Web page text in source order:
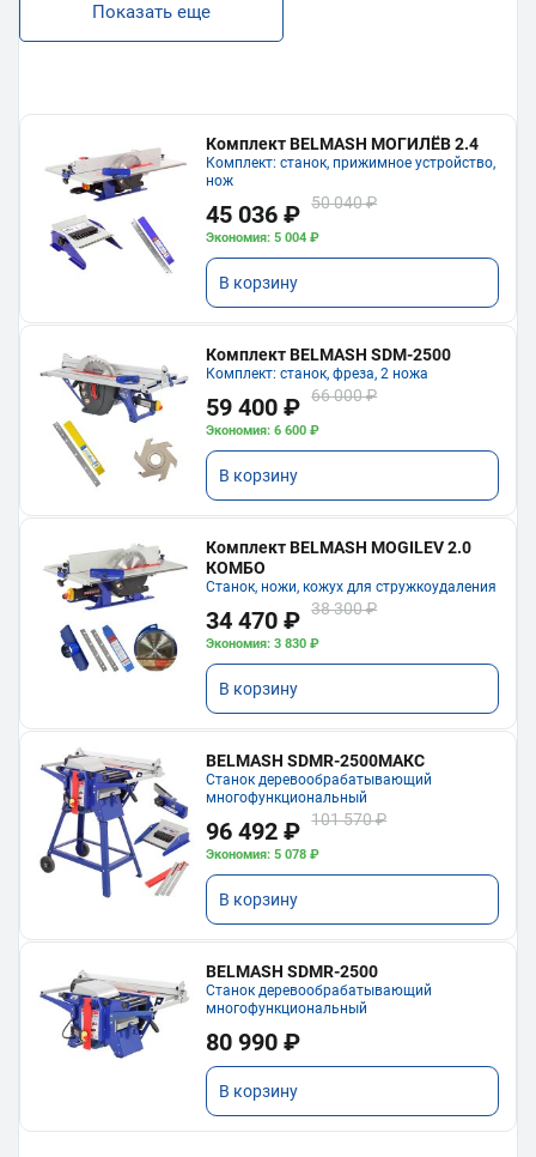
Показать еще
Комплект BELMASH МОГИЛЁВ 2.4
Комплект: станок, прижимное устройство,
нож
45 036 ₽ 50 040 ₽
Экономия: 5 004 ₽
В корзину
Комплект BELMASH SDM-2500
Комплект: станок, фреза, 2 ножа
59 400 ₽ 66 000 ₽
Экономия: 6 600 ₽
В корзину
Комплект BELMASH MOGILEV 2.0
КОМБО
Станок, ножи, кожух для стружкоудаления
34 470 ₽ 38 300 ₽
Экономия: 3 830 ₽
В корзину
BELMASH SDMR-2500МАКС
Станок деревообрабатывающий
многофункциональный
96 492 ₽ 101 570 ₽
Экономия: 5 078 ₽
В корзину
BELMASH SDMR-2500
Станок деревообрабатывающий
многофункциональный
80 990 ₽
В корзину